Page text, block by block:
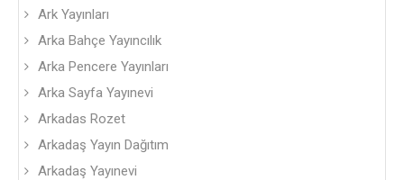
Ark Yayınları
Arka Bahçe Yayıncılık
Arka Pencere Yayınları
Arka Sayfa Yayınevi
Arkadas Rozet
Arkadaş Yayın Dağıtım
Arkadaş Yayınevi